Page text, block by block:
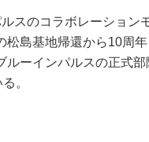
スのコラボレーション
島基地帰還から10周
ルーインパルスの正式
。